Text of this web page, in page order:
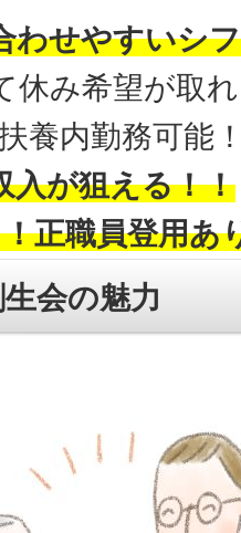
わせやすいシ
み希望が取
養内勤務可能
が狙える！！
正職員登用あ
会の魅力